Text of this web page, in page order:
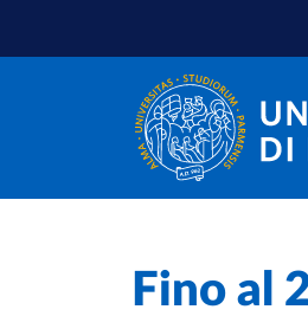
Home
Fino al